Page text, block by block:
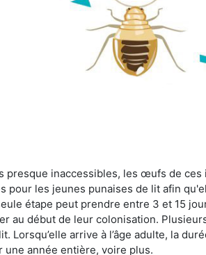
presque inaccessibles, les œufs de ces
pour les jeunes punaises de lit afin
étape peut prendre entre 3 et 15
au début de leur colonisation.
Lorsqu’elle arrive à l’âge adulte, la
une année entière, voire plus.